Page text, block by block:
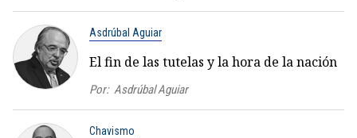
Asdrúbal Aguiar
El fin de las tutelas y la hora de la nación
Por: Asdrúbal Aguiar
Chavismo